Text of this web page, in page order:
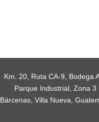
Km. 20, Ruta CA-9, Bodega
Parque Industrial, Zona 3
Bárcenas, Villa Nueva,